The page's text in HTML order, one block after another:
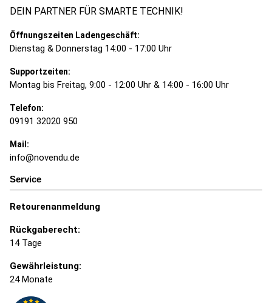
DEIN PARTNER FÜR SMARTE TECHNIK!
Öffnungszeiten Ladengeschäft:
Dienstag & Donnerstag 14:00 - 17:00 Uhr
Supportzeiten:
Montag bis Freitag, 9:00 - 12:00 Uhr & 14:00 - 16:00 Uhr
Telefon:
09191 32020 950
Mail:
info@novendu.de
Service
Retourenanmeldung
Rückgaberecht:
14 Tage
Gewährleistung:
24 Monate